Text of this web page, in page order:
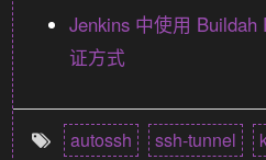
Jenkins 中使用 Buildah
证方式
autossh ssh-tunnel